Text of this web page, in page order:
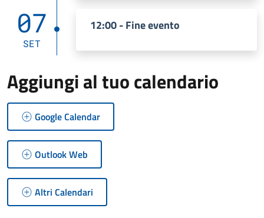
07
SET
12:00 - Fine evento
Aggiungi al tuo calendario
Google Calendar
Outlook Web
Altri Calendari